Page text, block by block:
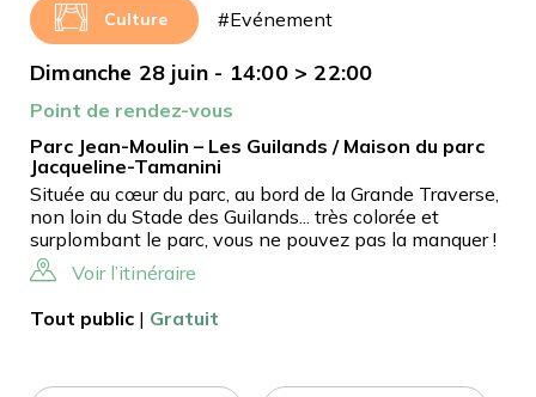
Culture #Evénement
Dimanche 28 juin - 14:00 > 22:00
Point de rendez-vous
Parc Jean-Moulin – Les Guilands / Maison du parc
Jacqueline-Tamanini
Située au cœur du parc, au bord de la Grande Traverse,
non loin du Stade des Guilands... très colorée et
surplombant le parc, vous ne pouvez pas la manquer !
Voir l’itinéraire
Tout public | Gratuit